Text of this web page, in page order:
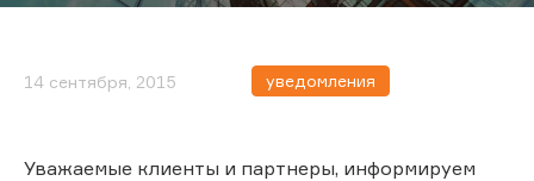
14 сентября, 2015 уведомления
Уважаемые клиенты и партнеры, информируем